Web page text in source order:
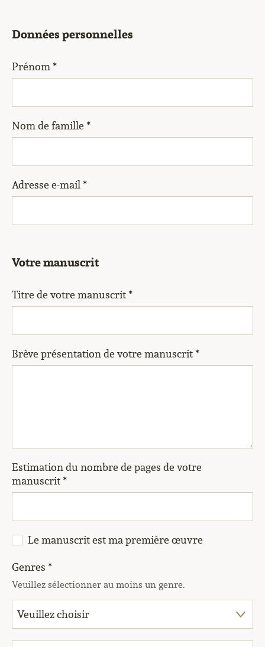
Données personnelles
Prénom *
Nom de famille *
Adresse e-mail *
Votre manuscrit
Titre de votre manuscrit *
Brève présentation de votre manuscrit *
Estimation du nombre de pages de votre
manuscrit *
Le manuscrit est ma première œuvre
Genres *
Veuillez sélectionner au moins un genre.